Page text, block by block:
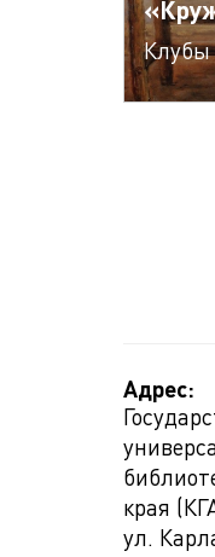
Клубы
Адрес:
края
ул.